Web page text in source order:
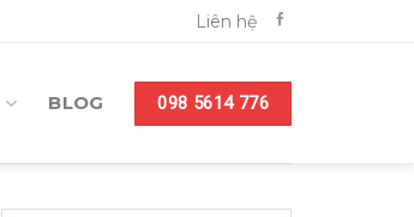
Liên hệ
BLOG 098 5614 776